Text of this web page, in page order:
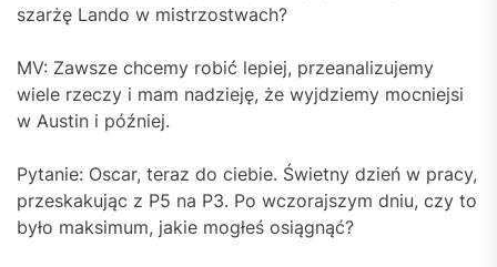
szarżę Lando w mistrzostwach?
MV: Zawsze chcemy robić lepiej, przeanalizujemy
wiele rzeczy i mam nadzieję, że wyjdziemy mocniejsi
w Austin i później.
Pytanie: Oscar, teraz do ciebie. Świetny dzień w pracy,
przeskakując z P5 na P3. Po wczorajszym dniu, czy to
było maksimum, jakie mogłeś osiągnąć?